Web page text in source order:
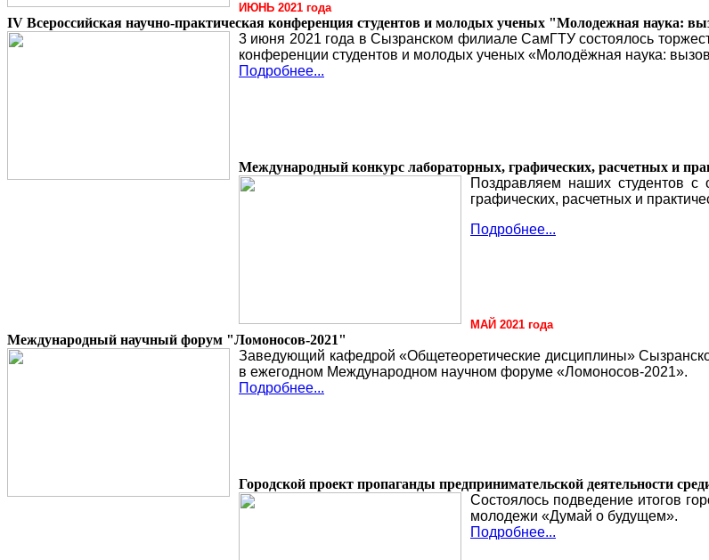
ИЮНЬ 2021 года
IV Всероссийская научно-практическая конференция студентов и молодых ученых "Молодежная наука:
3 июня 2021 года в Сызранском филиале СамГТУ состоялось
конференции студентов и молодых ученых «Молодёжная наука:
Подробнее...
Международный конкурс лабораторных, графических, расчетных и
Поздравляем наших студентов с
графических, расчетных и
Подробнее...
МАЙ 2021 года
Международный научный форум "Ломоносов-2021"
Заведующий кафедрой «Общетеоретические дисциплины»
в ежегодном Международном научном форуме «Ломоносов-2021».
Подробнее...
Городской проект пропаганды предпринимательской деятельности
Состоялось подведение итогов
молодежи «Думай о будущем».
Подробнее...